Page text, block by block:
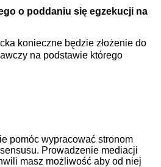
o poddaniu się egzekucji na
konieczne będzie złożenie do
na podstawie którego
pomóc wypracować stronom
Prowadzenie mediacji
masz możliwość aby od niej